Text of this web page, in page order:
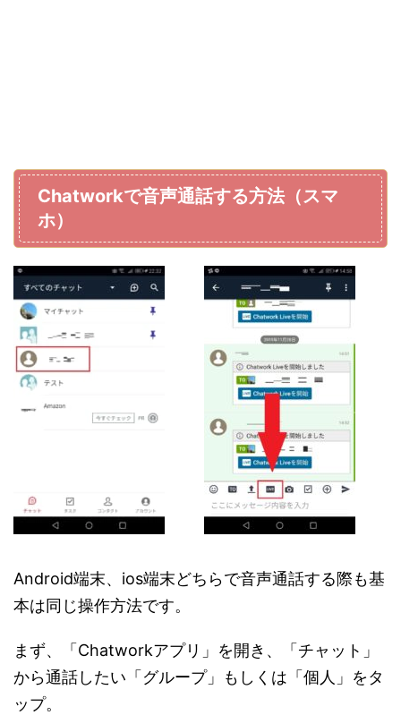
Chatworkで音声通話する方法（スマ
ホ）
Android端末、ios端末どちらで音声通話する際も基
本は同じ操作方法です。
まず、「Chatworkアプリ」を開き、「チャット」
から通話したい「グループ」もしくは「個人」をタ
ップ。